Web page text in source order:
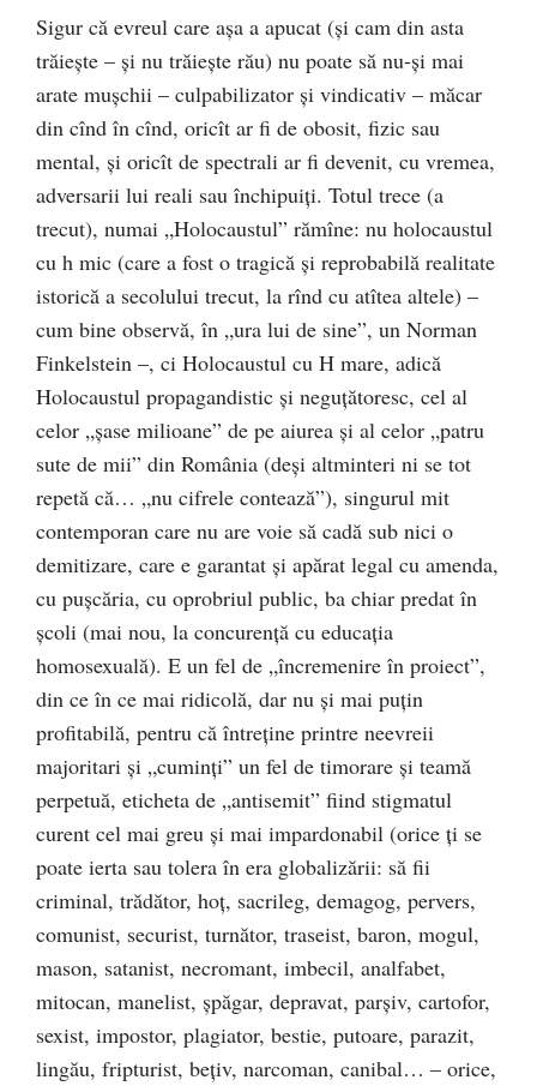
Sigur că evreul care aşa a apucat (şi cam din asta
trăieşte – şi nu trăieşte rău) nu poate să nu-şi mai
arate muşchii – culpabilizator şi vindicativ – măcar
din cînd în cînd, oricît ar fi de obosit, fizic sau
mental, şi oricît de spectrali ar fi devenit, cu vremea,
adversarii lui reali sau închipuiţi. Totul trece (a
trecut), numai „Holocaustul” rămîne: nu holocaustul
cu h mic (care a fost o tragică şi reprobabilă realitate
istorică a secolului trecut, la rînd cu atîtea altele) –
cum bine observă, în „ura lui de sine”, un Norman
Finkelstein –, ci Holocaustul cu H mare, adică
Holocaustul propagandistic şi neguţătoresc, cel al
celor „şase milioane” de pe aiurea şi al celor „patru
sute de mii” din România (deşi altminteri ni se tot
repetă că… „nu cifrele contează”), singurul mit
contemporan care nu are voie să cadă sub nici o
demitizare, care e garantat şi apărat legal cu amenda,
cu puşcăria, cu oprobriul public, ba chiar predat în
şcoli (mai nou, la concurenţă cu educaţia
homosexuală). E un fel de „încremenire în proiect”,
din ce în ce mai ridicolă, dar nu şi mai puţin
profitabilă, pentru că întreţine printre neevreii
majoritari şi „cuminţi” un fel de timorare şi teamă
perpetuă, eticheta de „antisemit” fiind stigmatul
curent cel mai greu şi mai impardonabil (orice ţi se
poate ierta sau tolera în era globalizării: să fii
criminal, trădător, hoţ, sacrileg, demagog, pervers,
comunist, securist, turnător, traseist, baron, mogul,
mason, satanist, necromant, imbecil, analfabet,
mitocan, manelist, şpăgar, depravat, parşiv, cartofor,
sexist, impostor, plagiator, bestie, putoare, parazit,
lingău, fripturist, beţiv, narcoman, canibal… – orice,